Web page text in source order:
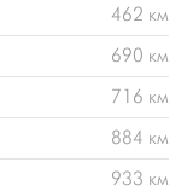
462 км
690 км
716 км
884 км
933 км